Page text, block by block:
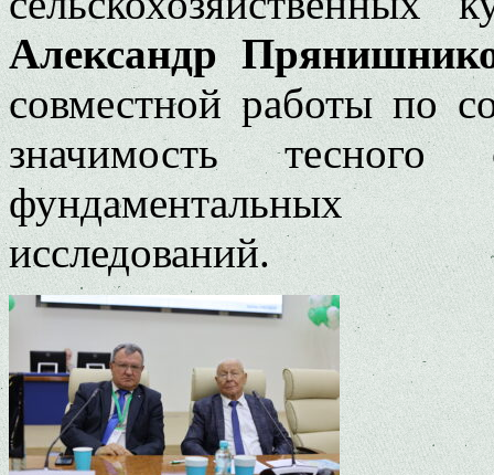
Александр
совместной работы по
значимость тесного
фундаментальных
исследований.